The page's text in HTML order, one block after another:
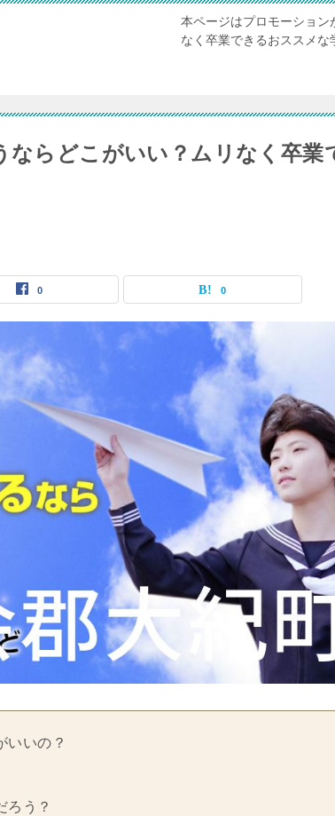
本ページはプロモーション
なく卒業できるおススメな
ならどこがいい？ムリなく卒業
0 0
いいの？
ろう？